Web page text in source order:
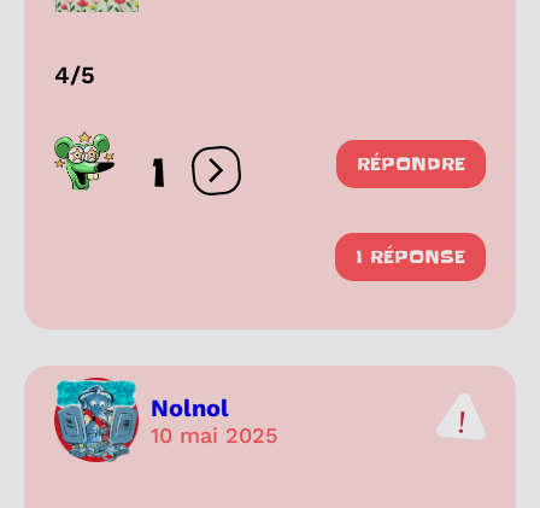
4/5
1 Ouvrir les réactions
RÉPONDRE
1 RÉPONSE
Nolnol
10 mai 2025